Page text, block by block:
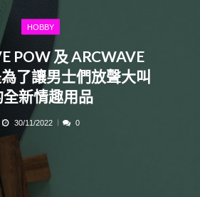
HOBBY
POW 及 ARCWAVE
了讓男士們放聲大叫
全新情趣用品
30/11/2022 0